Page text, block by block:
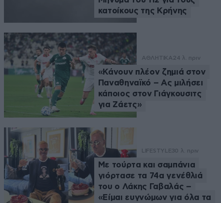
κατοίκους της Κρήνης
ΑΘΛΗΤΙΚΑ24 λ. πριν
«Κάνουν πλέον ζημιά στον
Παναθηναϊκό – Ας μιλήσει
κάποιος στον Γιάγκουσιτς
για Ζάετς»
LIFESTYLE30 λ. πριν
Με τούρτα και σαμπάνια
γιόρτασε τα 74α γενέθλιά
του ο Λάκης Γαβαλάς –
«Είμαι ευγνώμων για όλα τα